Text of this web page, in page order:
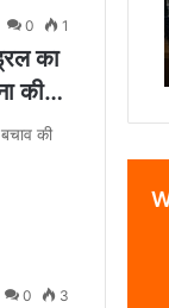
0 1
का
की…
की
0 3